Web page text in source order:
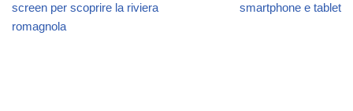
screen per scoprire la riviera
romagnola
smartphone e tablet